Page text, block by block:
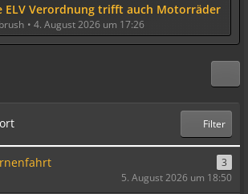
ELV Verordnung trifft auch Motorräder
4. August 2026 um 17:26
Filter
3
5. August 2026 um 18:50